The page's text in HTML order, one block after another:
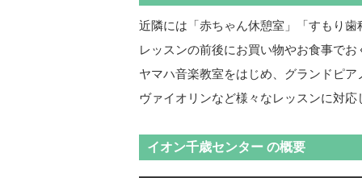
近隣には「赤ちゃん休憩室」「すもり歯
レッスンの前後にお買い物やお食事でお
ヤマハ音楽教室をはじめ、グランドピ
ヴァイオリンなど様々なレッスンに対応
イオン千歳センター の概要